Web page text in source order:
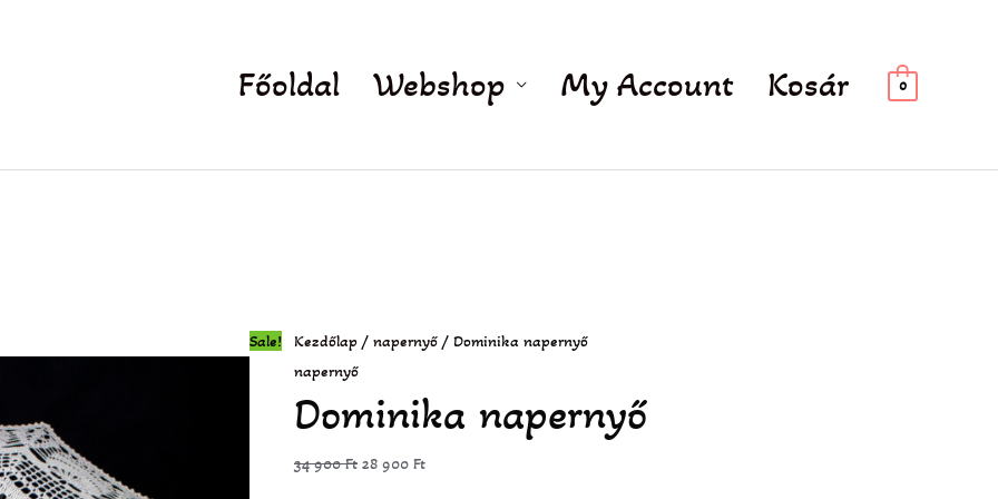
Főoldal Webshop My Account Kosár 0
Sale! Kezdőlap / napernyő / Dominika napernyő
napernyő
Dominika napernyő
34 900Ft
34
28 900 Ft
28